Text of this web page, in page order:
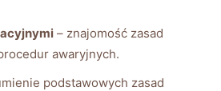
– znajomość zasad
awaryjnych.
podstawowych zasad